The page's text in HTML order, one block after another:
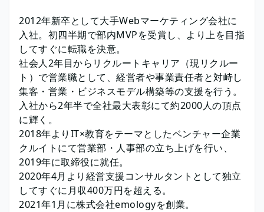
2012年新卒として大手Webマーケティング会社に
入社。初四半期で部内MVPを受賞し、より上を目指
してすぐに転職を決意。
社会人2年目からリクルートキャリア（現リクルー
ト）で営業職として、経営者や事業責任者と対峙し
集客・営業・ビジネスモデル構築等の支援を行う。
入社から2年半で全社最大表彰にて約2000人の頂点
に輝く。
2018年よりIT×教育をテーマとしたベンチャー企業
クルイトにて営業部・人事部の立ち上げを行い、
2019年に取締役に就任。
2020年4月より経営支援コンサルタントとして独立
してすぐに月収400万円を超える。
2021年1月に株式会社emologyを創業。